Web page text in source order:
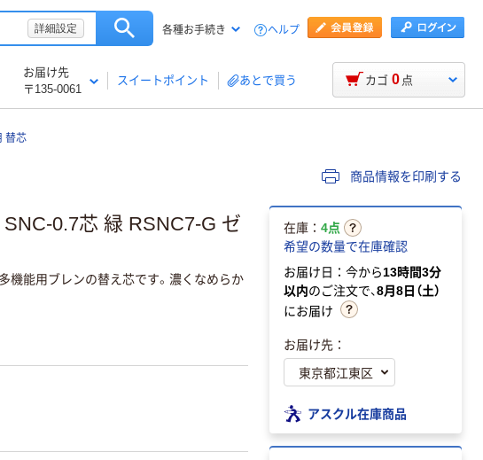
詳細設定 各種お手続き ヘルプ
お届け先
〒135-0061
スイートポイント あとで買う カゴ 0 点
替芯
商品情報を印刷する
0.7芯 緑 RSNC7-G ゼ
機能用ブレンの替え芯です。濃くなめらか
在庫： 4点
希望の数量で在庫確認
お届け日：今から13時間3分
以内のご注文で、8月8日（土）
にお届け
お届け先：
アスクル在庫商品